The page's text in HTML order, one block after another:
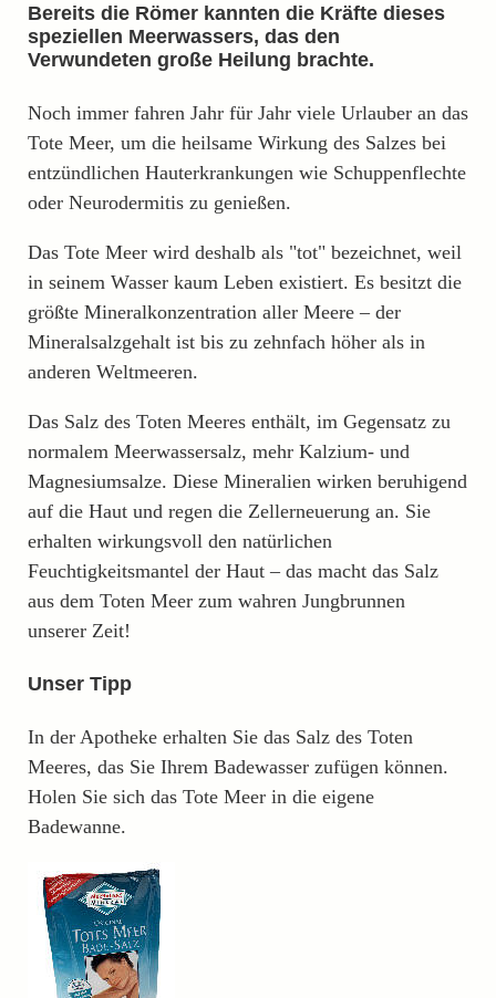
Bereits die Römer kannten die Kräfte dieses
speziellen Meerwassers, das den
Verwundeten große Heilung brachte.
Noch immer fahren Jahr für Jahr viele Urlauber an das
Tote Meer, um die heilsame Wirkung des Salzes bei
entzündlichen Hauterkrankungen wie Schuppenflechte
oder Neurodermitis zu genießen.
Das Tote Meer wird deshalb als "tot" bezeichnet, weil
in seinem Wasser kaum Leben existiert. Es besitzt die
größte Mineralkonzentration aller Meere – der
Mineralsalzgehalt ist bis zu zehnfach höher als in
anderen Weltmeeren.
Das Salz des Toten Meeres enthält, im Gegensatz zu
normalem Meerwassersalz, mehr Kalzium- und
Magnesiumsalze. Diese Mineralien wirken beruhigend
auf die Haut und regen die Zellerneuerung an. Sie
erhalten wirkungsvoll den natürlichen
Feuchtigkeitsmantel der Haut – das macht das Salz
aus dem Toten Meer zum wahren Jungbrunnen
unserer Zeit!
Unser Tipp
In der Apotheke erhalten Sie das Salz des Toten
Meeres, das Sie Ihrem Badewasser zufügen können.
Holen Sie sich das Tote Meer in die eigene
Badewanne.